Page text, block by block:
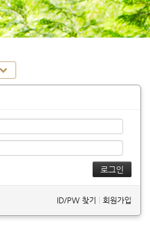
ID/PW 찾기 회원가입